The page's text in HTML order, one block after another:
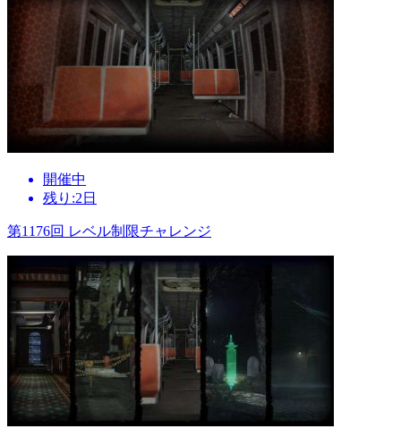
開催中
残り:2日
第1176回 レベル制限チャレンジ